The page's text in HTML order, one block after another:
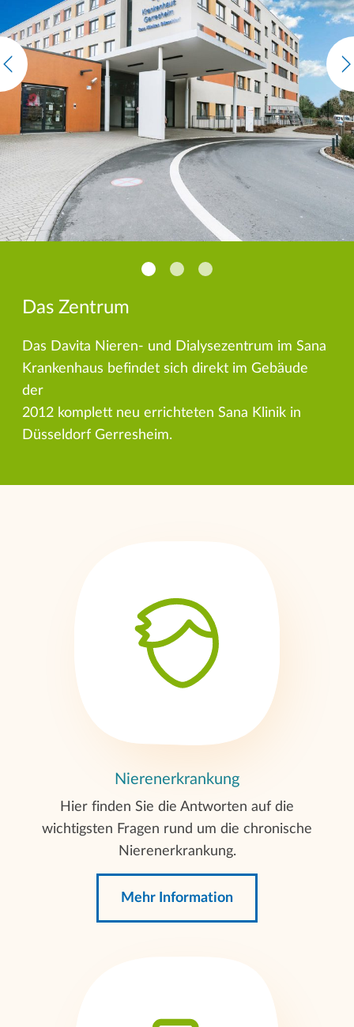
Das Zentrum
Das Davita Nieren-­ und Dialysezentrum im Sana
Krankenhaus befindet sich direkt im Gebäude
der
2012 komplett neu errichteten Sana Klinik in
Düsseldorf Gerresheim.
Nierenerkrankung
Hier finden Sie die Antworten auf die
wichtigsten Fragen rund um die chronische
Nierenerkrankung.
Mehr Information